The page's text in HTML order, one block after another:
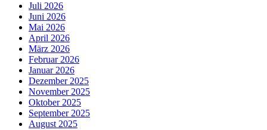
Juli 2026
Juni 2026
Mai 2026
April 2026
März 2026
Februar 2026
Januar 2026
Dezember 2025
November 2025
Oktober 2025
September 2025
August 2025